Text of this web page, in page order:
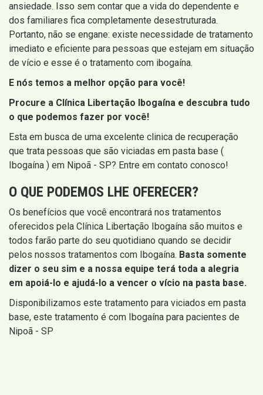
ansiedade. Isso sem contar que a vida do dependente e
dos familiares fica completamente desestruturada.
Portanto, não se engane: existe necessidade de tratamento
imediato e eficiente para pessoas que estejam em situação
de vício e esse é o tratamento com ibogaína.
E nós temos a melhor opção para você!
Procure a Clínica Libertação Ibogaína e descubra tudo
o que podemos fazer por você!
Esta em busca de uma excelente clinica de recuperação
que trata pessoas que são viciadas em pasta base (
Ibogaína ) em Nipoã - SP? Entre em contato conosco!
O QUE PODEMOS LHE OFERECER?
Os benefícios que você encontrará nos tratamentos
oferecidos pela Clínica Libertação Ibogaína são muitos e
todos farão parte do seu quotidiano quando se decidir
pelos nossos tratamentos com Ibogaína. Basta somente
dizer o seu sim e a nossa equipe terá toda a alegria
em apoiá-lo e ajudá-lo a vencer o vício na pasta base.
Disponibilizamos este tratamento para viciados em pasta
base, este tratamento é com Ibogaína para pacientes de
Nipoã - SP